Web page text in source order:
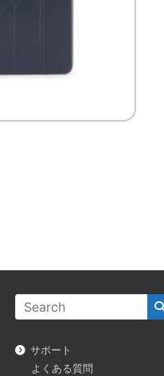
サポート
よくある質問